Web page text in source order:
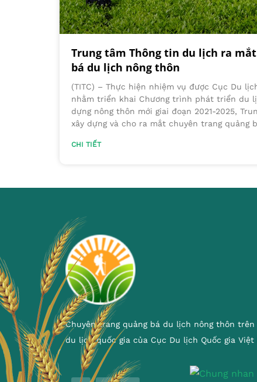
Trung tâm Thông tin du lịch ra
bá du lịch nông thôn
(TITC) – Thực hiện nhiệm vụ được Cục Du
nhằm triển khai Chương trình phát triển du
dựng nông thôn mới giai đoạn 2021-2025,
xây dựng và cho ra mắt chuyên trang quảng
CHI TIẾT
Chuyên trang quảng bá du lịch nông thôn
du lịch quốc gia của Cục Du lịch Quốc gia Việt